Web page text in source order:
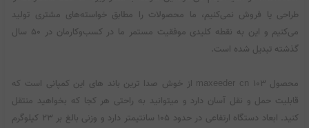
طراحی یا فروش نمی‌کنیم، ما محصولات را مطابق خواسته‌‌‌‌های مشتری تولید
می‌کنیم و این به نقطه کلیدی موفقیت مستمر ما در کسب‌وکارمان در ۵۰ سال
گذشته تبدیل شده است.
محصول maxeeder cn 103 از خوش صدا ترین باند های این کمپانی است که
قابلیت حمل و نقل آسان دارد و میتوانید به راحتی هر کجا که بخواهید منتقل
کنید. ابعاد دستگاه ارتفاعی در حدود ۱۰۵ سانتیمتر دارد و وزنی بالغ بر ۲۳ کیلوگرم